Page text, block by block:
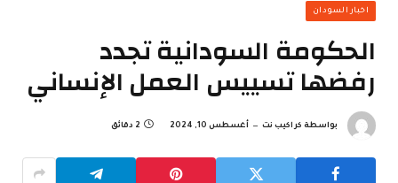
اخبار السودان
الحكومة السودانية تجدد
رفضها تسييس العمل الإنساني
بواسطة كراكيب نت أغسطس 10, 2024 2 دقائق